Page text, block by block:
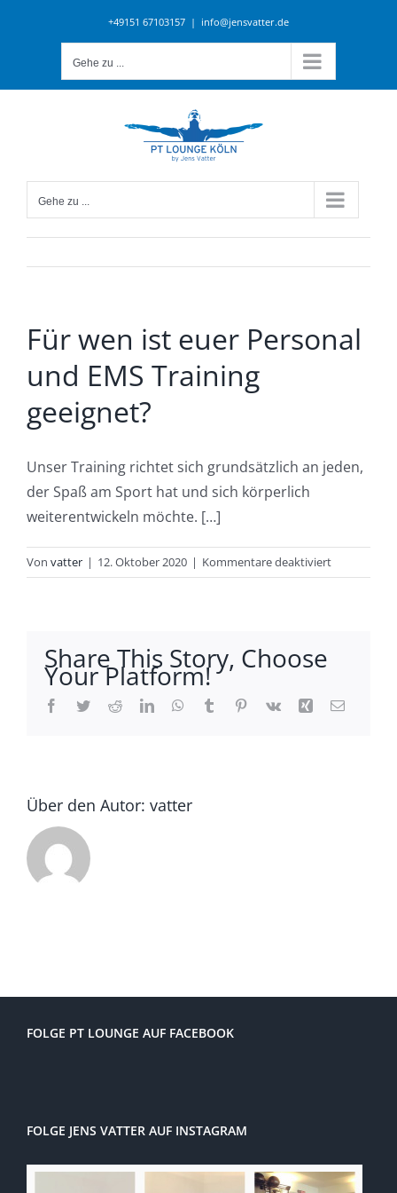
+49151 67103157 | info@jensvatter.de
Gehe zu ...
Gehe zu ...
Für wen ist euer Personal
und EMS Training
geeignet?
Unser Training richtet sich grundsätzlich an jeden,
der Spaß am Sport hat und sich körperlich
weiterentwickeln möchte. […]
Von vatter | 12. Oktober 2020 | Kommentare deaktiviertfür
Für
EMS
Share This Story, Choose
Your Platform!
Facebook
TwitterRedditLinkedInWhatsApp
Tumblr Pinterest
Vk Xing E-
Über den Autor: vatter
FOLGE PT LOUNGE AUF FACEBOOK
FOLGE JENS VATTER AUF INSTAGRAM